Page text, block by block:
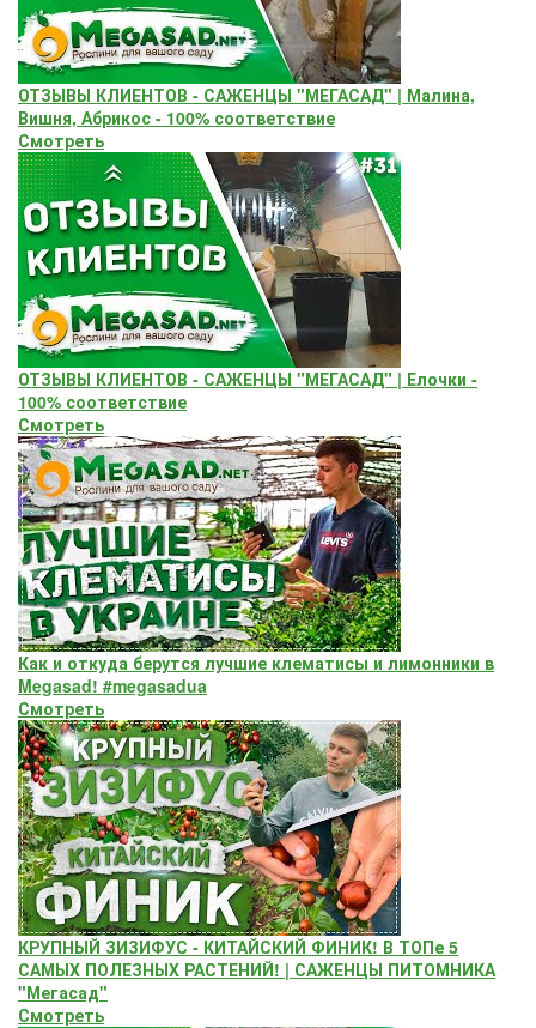
ОТЗЫВЫ КЛИЕНТОВ - САЖЕНЦЫ "МЕГАСАД" | Малина,
Вишня, Абрикос - 100% соответствие
Смотреть
ОТЗЫВЫ КЛИЕНТОВ - САЖЕНЦЫ "МЕГАСАД" | Елочки -
100% соответствие
Смотреть
Как и откуда берутся лучшие клематисы и лимонники в
Megasad! #megasadua
Смотреть
КРУПНЫЙ ЗИЗИФУС - КИТАЙСКИЙ ФИНИК! В ТОПе 5
САМЫХ ПОЛЕЗНЫХ РАСТЕНИЙ! | САЖЕНЦЫ ПИТОМНИКА
"Мегасад"
Смотреть